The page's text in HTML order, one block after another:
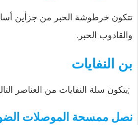
تتكون خرطوشة الحبر من جزأين
والقادوب الحبر.
بن النفايات
;يتكون سلة النفايات من العناصر
نصل ممسحة الموصلات